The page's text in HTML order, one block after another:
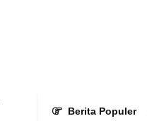
Berita Populer